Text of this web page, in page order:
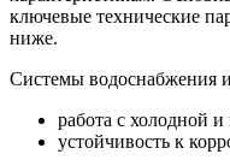
ключевые технические
ниже.
Системы водоснабжения
работа с холодной
устойчивость к